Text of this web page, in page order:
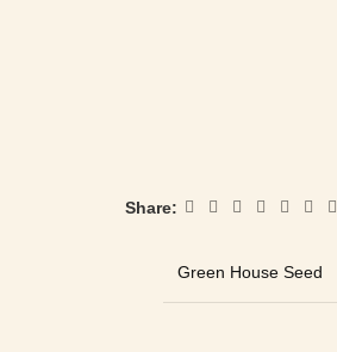
Share:
Green House Seed